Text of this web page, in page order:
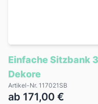
Einfache Sitzbank
Dekore
Artikel-Nr. 117021SB
ab 171,00 €